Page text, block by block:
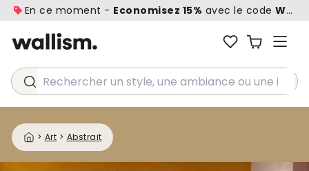
En ce moment - Economisez 15% avec le code
Rechercher un style, une ambiance ou une idée...
> Art > Abstrait